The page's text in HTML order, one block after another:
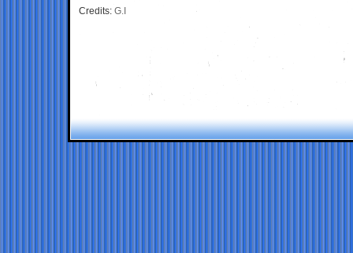
Credits: G.I